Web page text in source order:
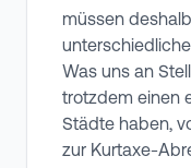
müssen
Was uns an
trotzdem einen
Städte haben,
zur Kurtaxe-